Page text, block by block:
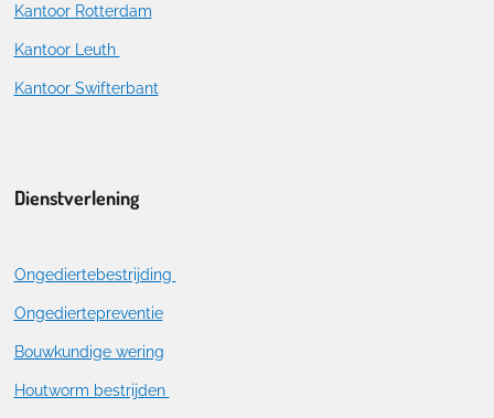
Kantoor Rotterdam
Kantoor Leuth
Kantoor Swifterbant
Dienstverlening
Ongediertebestrijding
Ongediertepreventie
Bouwkundige wering
Houtworm bestrijden